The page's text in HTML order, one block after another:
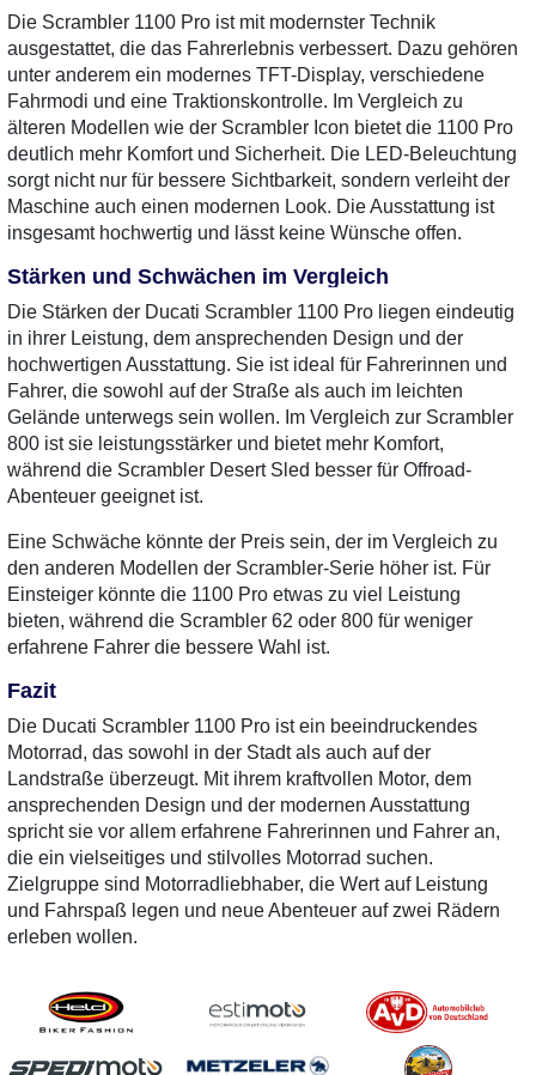
Die Scrambler 1100 Pro ist mit modernster Technik
ausgestattet, die das Fahrerlebnis verbessert. Dazu gehören
unter anderem ein modernes TFT-Display, verschiedene
Fahrmodi und eine Traktionskontrolle. Im Vergleich zu
älteren Modellen wie der Scrambler Icon bietet die 1100 Pro
deutlich mehr Komfort und Sicherheit. Die LED-Beleuchtung
sorgt nicht nur für bessere Sichtbarkeit, sondern verleiht der
Maschine auch einen modernen Look. Die Ausstattung ist
insgesamt hochwertig und lässt keine Wünsche offen.
Stärken und Schwächen im Vergleich
Die Stärken der Ducati Scrambler 1100 Pro liegen eindeutig
in ihrer Leistung, dem ansprechenden Design und der
hochwertigen Ausstattung. Sie ist ideal für Fahrerinnen und
Fahrer, die sowohl auf der Straße als auch im leichten
Gelände unterwegs sein wollen. Im Vergleich zur Scrambler
800 ist sie leistungsstärker und bietet mehr Komfort,
während die Scrambler Desert Sled besser für Offroad-
Abenteuer geeignet ist.
Eine Schwäche könnte der Preis sein, der im Vergleich zu
den anderen Modellen der Scrambler-Serie höher ist. Für
Einsteiger könnte die 1100 Pro etwas zu viel Leistung
bieten, während die Scrambler 62 oder 800 für weniger
erfahrene Fahrer die bessere Wahl ist.
Fazit
Die Ducati Scrambler 1100 Pro ist ein beeindruckendes
Motorrad, das sowohl in der Stadt als auch auf der
Landstraße überzeugt. Mit ihrem kraftvollen Motor, dem
ansprechenden Design und der modernen Ausstattung
spricht sie vor allem erfahrene Fahrerinnen und Fahrer an,
die ein vielseitiges und stilvolles Motorrad suchen.
Zielgruppe sind Motorradliebhaber, die Wert auf Leistung
und Fahrspaß legen und neue Abenteuer auf zwei Rädern
erleben wollen.